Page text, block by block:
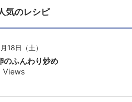
気のレシピ
18日（土）
のふんわり炒め
Views